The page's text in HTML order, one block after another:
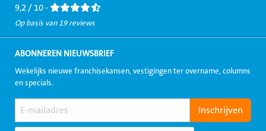
9,2 / 10 -
Op basis van 19 reviews
ABONNEREN NIEUWSBRIEF
Wekelijks nieuwe franchisekansen, vestigingen ter overname, columns
en specials.